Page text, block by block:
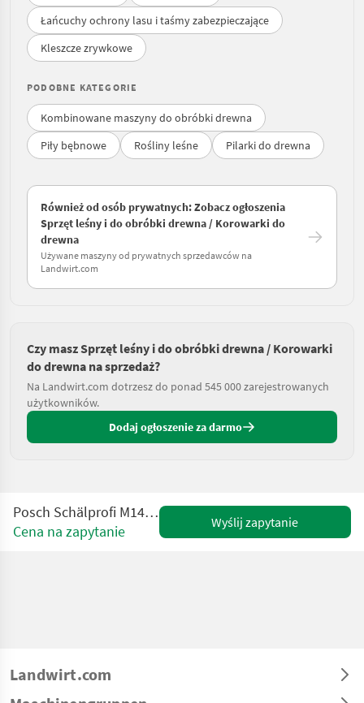
Łańcuchy ochrony lasu i taśmy zabezpieczające
Kleszcze zrywkowe
PODOBNE KATEGORIE
Kombinowane maszyny do obróbki drewna
Piły bębnowe
Rośliny leśne Pilarki do drewna
Również od osób prywatnych: Zobacz ogłoszenia
Sprzęt leśny i do obróbki drewna / Korowarki do
drewna
Używane maszyny od prywatnych sprzedawców na
Landwirt.com
Czy masz Sprzęt leśny i do obróbki drewna / Korowarki
do drewna na sprzedaż?
Na Landwirt.com dotrzesz do ponad 545 000 zarejestrowanych
użytkowników.
Dodaj ogłoszenie za darmo
Posch Schälprofi M1410E Zapfwellenantrieb
Cena na zapytanie
Wyślij zapytanie
Landwirt.com